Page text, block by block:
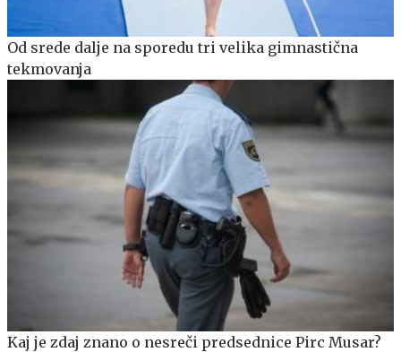
Od srede dalje na sporedu tri velika gimnastična
tekmovanja
Kaj je zdaj znano o nesreči predsednice Pirc Musar?